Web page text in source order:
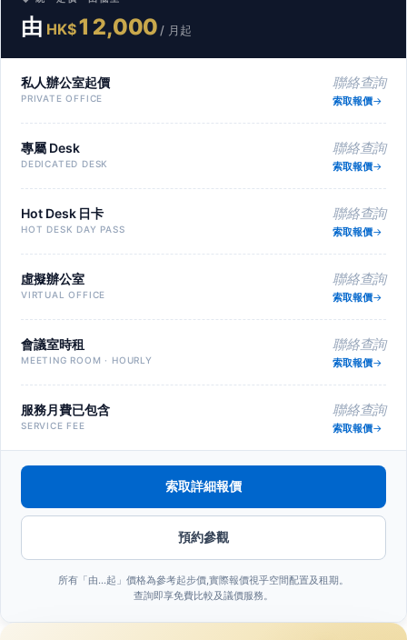
由 HK$12,000/ 月起
私人辦公室起價
PRIVATE OFFICE
聯絡查詢
索取報價
專屬 Desk
DEDICATED DESK
聯絡查詢
索取報價
Hot Desk 日卡
HOT DESK DAY PASS
聯絡查詢
索取報價
虛擬辦公室
VIRTUAL OFFICE
聯絡查詢
索取報價
會議室時租
MEETING ROOM · HOURLY
聯絡查詢
索取報價
服務月費已包含
SERVICE FEE
聯絡查詢
索取報價
索取詳細報價
預約參觀
所有「由…起」價格為參考起步價,實際報價視乎空間配置及租期。
查詢即享免費比較及議價服務。